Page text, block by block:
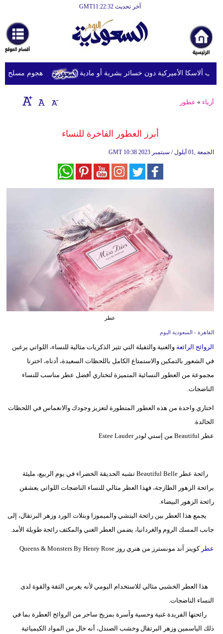
آخر تحديث GMT11:22:32
أخبارعاجلة
رياضة
ثقافة
إقتصاد
وتكنولوجيا
سيارات
هجوم مسلح يوقع 13 ضحية على الأقل في قرية شرقي الكونغو الديمقراطية
أزياء » عطور
أبرز العطور الفاخرة للنساء
GMT 10:38 2023 الجمعة ,01 أيلول / سبتمبر
عطر
القاهرة - السعودية اليوم
الروائح الرائعة والغنية والثقيلة التي تثير الذكريات مثالية للنساء، اللواتي يرغبن
في الشعور بالتمكين والاستمتاع الكامل باللحظات السعيدة، أدناه، اخترنا
مجموعة من العطور النسائية المتميزة لتختاري أفضل عطر مناسب للنساء
الناضجات.
اختاري واحدة من هذه العطور المتطورة لتعزيز وجودك والانغماس في اللحظات
الخالدة.
عطر Beautiful من إستي لودر Estee Lauder
رائحة عطر Beautiful Belle تشبه الحديقة الخضراء في يوم الربيع، مليئة
برائحة الزهور الطازجة، فهذا العطر مثالي للنساء الناضجات اللواتي يعشقن
رائحة الزهور البيضاء.
يجمع هذا العطر بين رائحة اليتشي والميموزا وبتلات الورد وزهر البرتقال، إلى
جانب المسك الروم والغردانيا، يضمن العطر الغني والمكثف رائحة طويلة الأمد.
عطركوينز آند مونسترز من هنري روز Queens & Monsters By Henry Rose
هذا العطر الخشبي مثالي للاستخدام اليومي لأنه يغرس الثقة والقوة لدى
النساء الناضجات.
رائحتها الفريدة غنية وحسية وآسرة بمزيج ساحر من الروائح العطرة بما في
ذلك الياسمين وزهر البرتقال وخشب الصندل، أنه خال من المواد الكيميائية